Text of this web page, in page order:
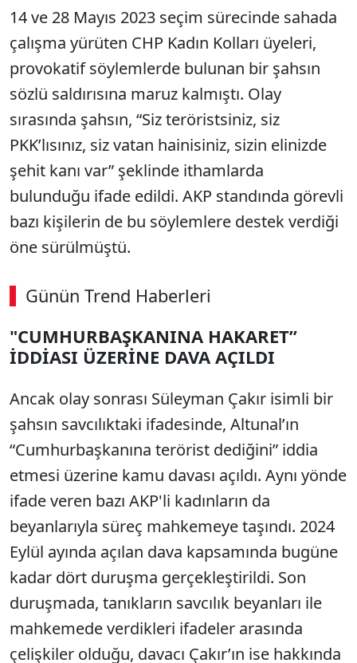
14 ve 28 Mayıs 2023 seçim sürecinde sahada
çalışma yürüten CHP Kadın Kolları üyeleri,
provokatif söylemlerde bulunan bir şahsın
sözlü saldırısına maruz kalmıştı. Olay
sırasında şahsın, “Siz teröristsiniz, siz
PKK’lısınız, siz vatan hainisiniz, sizin elinizde
şehit kanı var” şeklinde ithamlarda
bulunduğu ifade edildi. AKP standında görevli
bazı kişilerin de bu söylemlere destek verdiği
öne sürülmüştü.
Günün Trend Haberleri
00:02 / 06:57
"CUMHURBAŞKANINA HAKARET”
İDDİASI ÜZERİNE DAVA AÇILDI
Ancak olay sonrası Süleyman Çakır isimli bir
şahsın savcılıktaki ifadesinde, Altunal’ın
“Cumhurbaşkanına terörist dediğini” iddia
etmesi üzerine kamu davası açıldı. Aynı yönde
ifade veren bazı AKP'li kadınların da
beyanlarıyla süreç mahkemeye taşındı. 2024
Eylül ayında açılan dava kapsamında bugüne
kadar dört duruşma gerçekleştirildi. Son
duruşmada, tanıkların savcılık beyanları ile
mahkemede verdikleri ifadeler arasında
çelişkiler olduğu, davacı Çakır’ın ise hakkında